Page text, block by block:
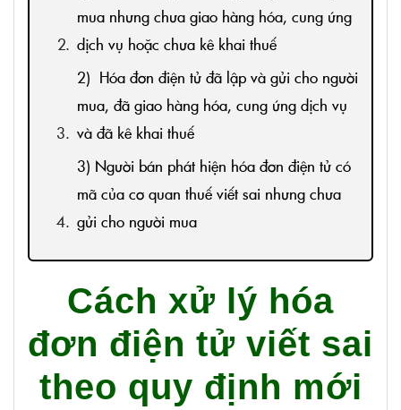
mua nhưng chưa giao hàng hóa, cung ứng
dịch vụ hoặc chưa kê khai thuế
2) Hóa đơn điện tử đã lập và gửi cho người
mua, đã giao hàng hóa, cung ứng dịch vụ
và đã kê khai thuế
3) Người bán phát hiện hóa đơn điện tử có
mã của cơ quan thuế viết sai nhưng chưa
gửi cho người mua
4) Người bán phát hiện hóa đơn điện tử có
mã của cơ quan thuế viết sai nhưng đã gửi
cho người mua
5) Hóa đơn điện tử không có mã của cơ
quan thuế đã lập, phát hiện có sai sót
nhưng chưa gửi cho người mua thì được xử
Cách xử lý hóa
đơn điện tử viết sai
theo quy định mới